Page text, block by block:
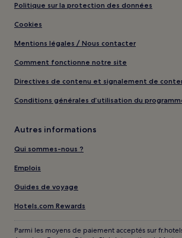
Politique sur la protection des données
Cookies
Mentions légales / Nous contacter
Comment fonctionne notre site
Directives de contenu et signalement de
Conditions générales d’utilisation du
Autres informations
Qui sommes-nous ?
Emplois
Guides de voyage
Hotels.com Rewards
Parmi les moyens de paiement acceptés sur